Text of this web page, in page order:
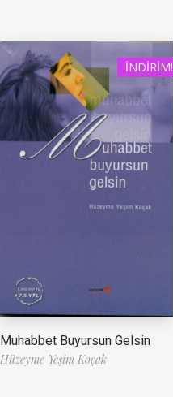
İNDIRIM!
Muhabbet Buyursun Gelsin
Hüzeyme Yeşim Koçak